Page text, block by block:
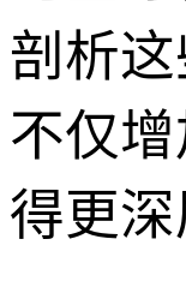
剖析
不仅
得更深